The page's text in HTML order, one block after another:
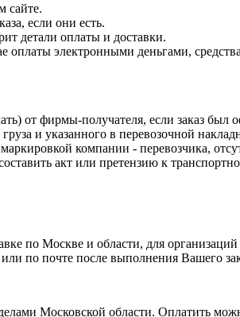
сайте.
если они есть.
детали оплаты и доставки.
электронными деньгами,
от фирмы-получателя, если заказ был
и указанного в перевозочной
компании - перевозчика,
акт или претензию к
по Москве и области, для организаций
по почте после выполнения Вашего
Московской области. Оплатить